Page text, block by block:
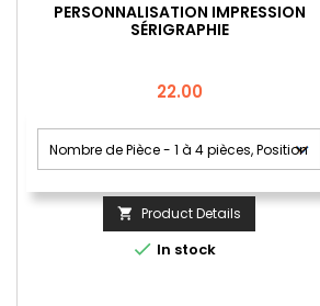
PERSONNALISATION IMPRESSION
SÉRIGRAPHIE
Price
22.00
 Product Details
 In stock